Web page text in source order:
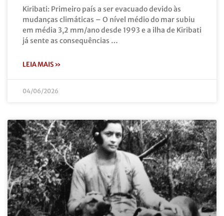
Kiribati: Primeiro país a ser evacuado devido às
mudanças climáticas – O nível médio do mar subiu
em média 3,2 mm/ano desde 1993 e a ilha de Kiribati
já sente as consequências …
LEIA MAIS »
04/06/2026